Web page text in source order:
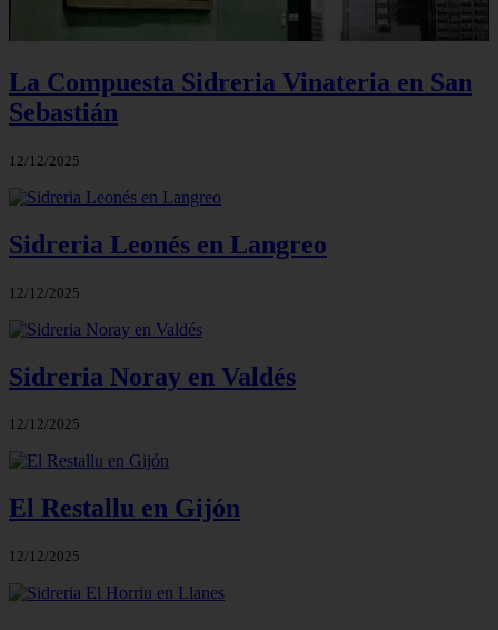
La Compuesta Sidreria Vinateria en San
Sebastián
12/12/2025
Sidreria Leonés en Langreo
12/12/2025
Sidreria Noray en Valdés
12/12/2025
El Restallu en Gijón
12/12/2025